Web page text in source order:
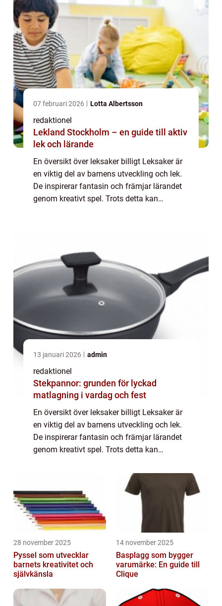
07 februari 2026 Lotta Albertsson
redaktionel
Lekland Stockholm – en guide till aktiv
lek och lärande
En översikt över leksaker billigt Leksaker är
en viktig del av barnens utveckling och lek.
De inspirerar fantasin och främjar lärandet
genom kreativt spel. Trots detta kan
13 januari 2026 admin
redaktionel
Stekpannor: grunden för lyckad
matlagning i vardag och fest
En översikt över leksaker billigt Leksaker är
en viktig del av barnens utveckling och lek.
De inspirerar fantasin och främjar lärandet
genom kreativt spel. Trots detta kan
avskräckande för många familjer. Här
28 november 2025
Pyssel som utvecklar
barnets kreativitet och
självkänsla
14 november 2025
Basplagg som bygger
varumärke: En guide till
Clique